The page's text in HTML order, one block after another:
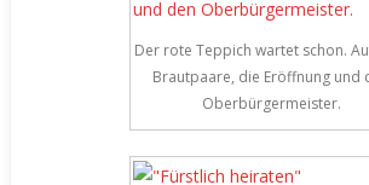
Der rote Teppich wartet schon.
Brautpaare, die Eröffnung und
Oberbürgermeister.